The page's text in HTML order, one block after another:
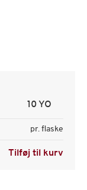
10 YO
pr. flaske
Tilføj til kurv